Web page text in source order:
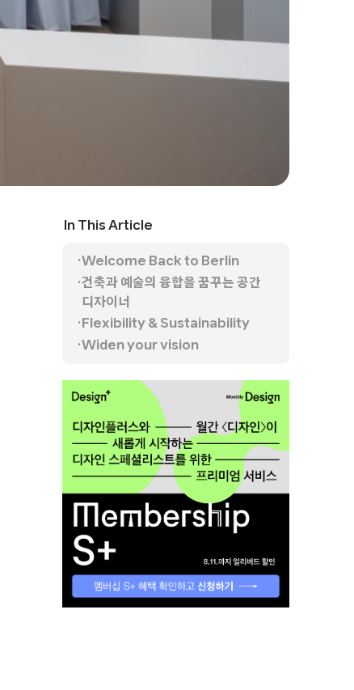
In This Article
Welcome Back to Berlin
건축과 예술의 융합을 꿈꾸는 공간
디자이너
Flexibility & Sustainability
Widen your vision